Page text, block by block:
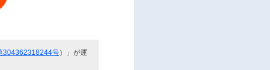
304362318244号）」が運